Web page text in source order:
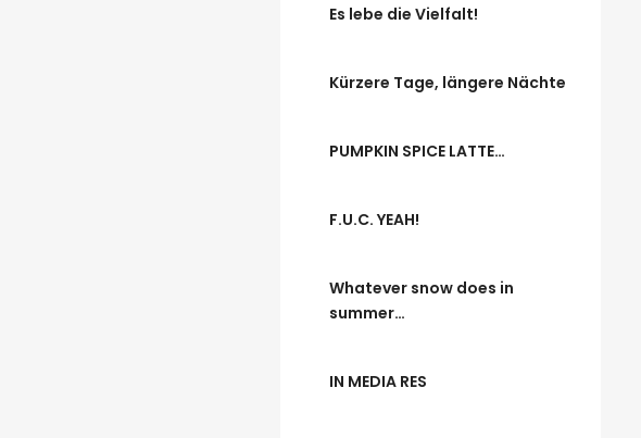
Es lebe die Vielfalt!
Kürzere Tage, längere Nächte
PUMPKIN SPICE LATTE…
F.U.C. YEAH!
Whatever snow does in
summer…
IN MEDIA RES